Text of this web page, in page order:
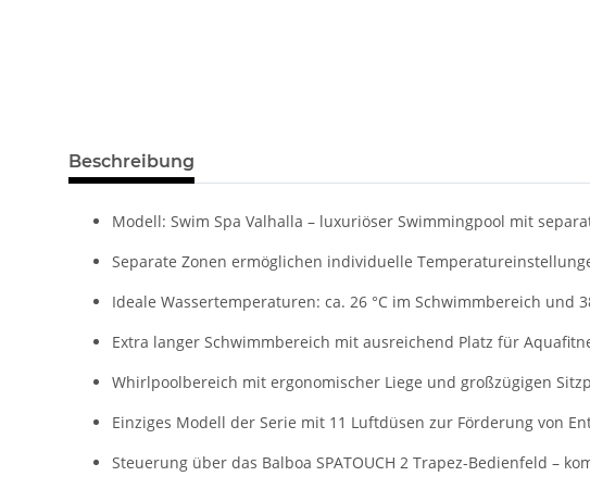
Beschreibung
Modell: Swim Spa Valhalla – luxuriöser Swimmingpool mit
Separate Zonen ermöglichen individuelle
Ideale Wassertemperaturen: ca. 26 °C im Schwimmbereich und
Extra langer Schwimmbereich mit ausreichend Platz für
Whirlpoolbereich mit ergonomischer Liege und großzügigen
Einziges Modell der Serie mit 11 Luftdüsen zur Förderung von
Steuerung über das Balboa SPATOUCH 2 Trapez-Bedienfeld –